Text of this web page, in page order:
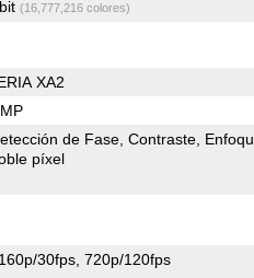
(16,777,216 colores)
XA2
de Fase Contraste
píxel
30fps 720p/120fps